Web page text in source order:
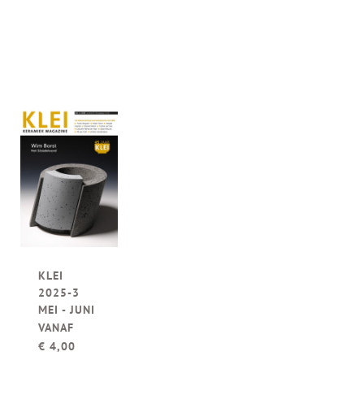
KLEI
2025-3
MEI - JUNI
VANAF
€ 4,00